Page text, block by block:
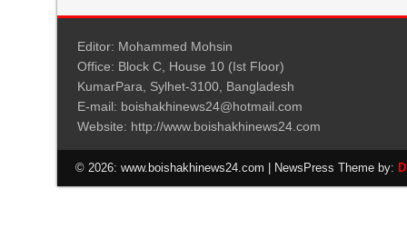
Editor: Mohammed Mohsin
Office: Block C, House 10 (Ist Floor)
KumarPara, Sylhet-3100, Bangladesh
E-mail: boishakhinews24@hotmail.com
Website: http://www.boishakhinews24.com
© 2026: www.boishakhinews24.com | NewsPress Theme by: